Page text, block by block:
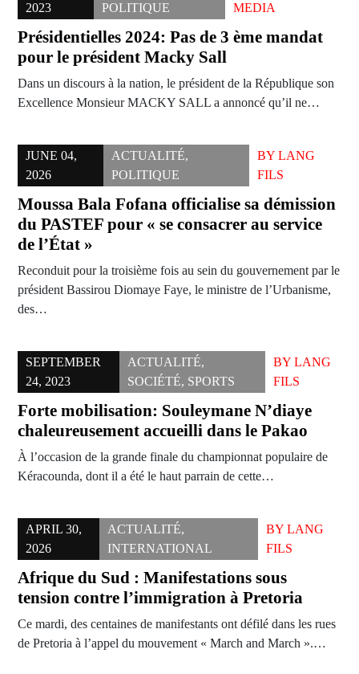
2023
POLITIQUE
MEDIA
Présidentielles 2024: Pas de 3 ème mandat
pour le président Macky Sall
Dans un discours à la nation, le président de la République son
Excellence Monsieur MACKY SALL a annoncé qu’il ne…
JUNE 04,
2026
ACTUALITÉ,
POLITIQUE
BY LANG
FILS
Moussa Bala Fofana officialise sa démission
du PASTEF pour « se consacrer au service
de l’État »
Reconduit pour la troisième fois au sein du gouvernement par le
président Bassirou Diomaye Faye, le ministre de l’Urbanisme,
des…
SEPTEMBER
24, 2023
ACTUALITÉ,
SOCIÉTÉ, SPORTS
BY LANG
FILS
Forte mobilisation: Souleymane N’diaye
chaleureusement accueilli dans le Pakao
À l’occasion de la grande finale du championnat populaire de
Kéracounda, dont il a été le haut parrain de cette…
APRIL 30,
2026
ACTUALITÉ,
INTERNATIONAL
BY LANG
FILS
Afrique du Sud : Manifestations sous
tension contre l’immigration à Pretoria
Ce mardi, des centaines de manifestants ont défilé dans les rues
de Pretoria à l’appel du mouvement « March and March ».…